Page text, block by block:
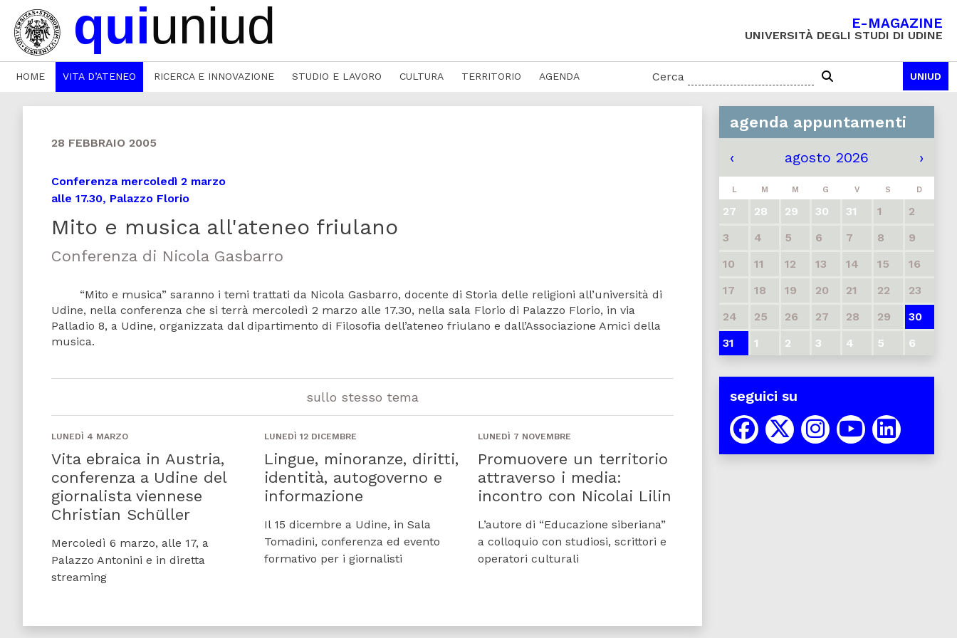
E-MAGAZINE
UNIVERSITÀ DEGLI STUDI DI UDINE
HOME VITA D’ATENEO RICERCA E INNOVAZIONE STUDIO E LAVORO CULTURA TERRITORIO AGENDA Cerca UNIUD
28 FEBBRAIO 2005
Conferenza mercoledì 2 marzo
alle 17.30, Palazzo Florio
Mito e musica all'ateneo friulano
Conferenza di Nicola Gasbarro
“Mito e musica” saranno i temi trattati da Nicola Gasbarro, docente di Storia delle religioni all’università di
Udine, nella conferenza che si terrà mercoledì 2 marzo alle 17.30, nella sala Florio di Palazzo Florio, in via
Palladio 8, a Udine, organizzata dal dipartimento di Filosofia dell’ateneo friulano e dall’Associazione Amici della
musica.
sullo stesso tema
LUNEDÌ 4 MARZO
Vita ebraica in Austria,
conferenza a Udine del
giornalista viennese
Christian Schüller
Mercoledì 6 marzo, alle 17, a
Palazzo Antonini e in diretta
streaming
LUNEDÌ 12 DICEMBRE
Lingue, minoranze, diritti,
identità, autogoverno e
informazione
Il 15 dicembre a Udine, in Sala
Tomadini, conferenza ed evento
formativo per i giornalisti
LUNEDÌ 7 NOVEMBRE
Promuovere un territorio
attraverso i media:
incontro con Nicolai Lilin
L’autore di “Educazione siberiana”
a colloquio con studiosi, scrittori e
operatori culturali
agenda appuntamenti
‹ agosto 2026 ›
L M M G V S D
27 28 29 30 31 1
2
3
4 5 6 7 8
9
10
11 12 13 14 15
16
17
18 19 20 21 22
23
24
25 26 27 28 29
30
31
1 2 3 4 5 6
seguici su